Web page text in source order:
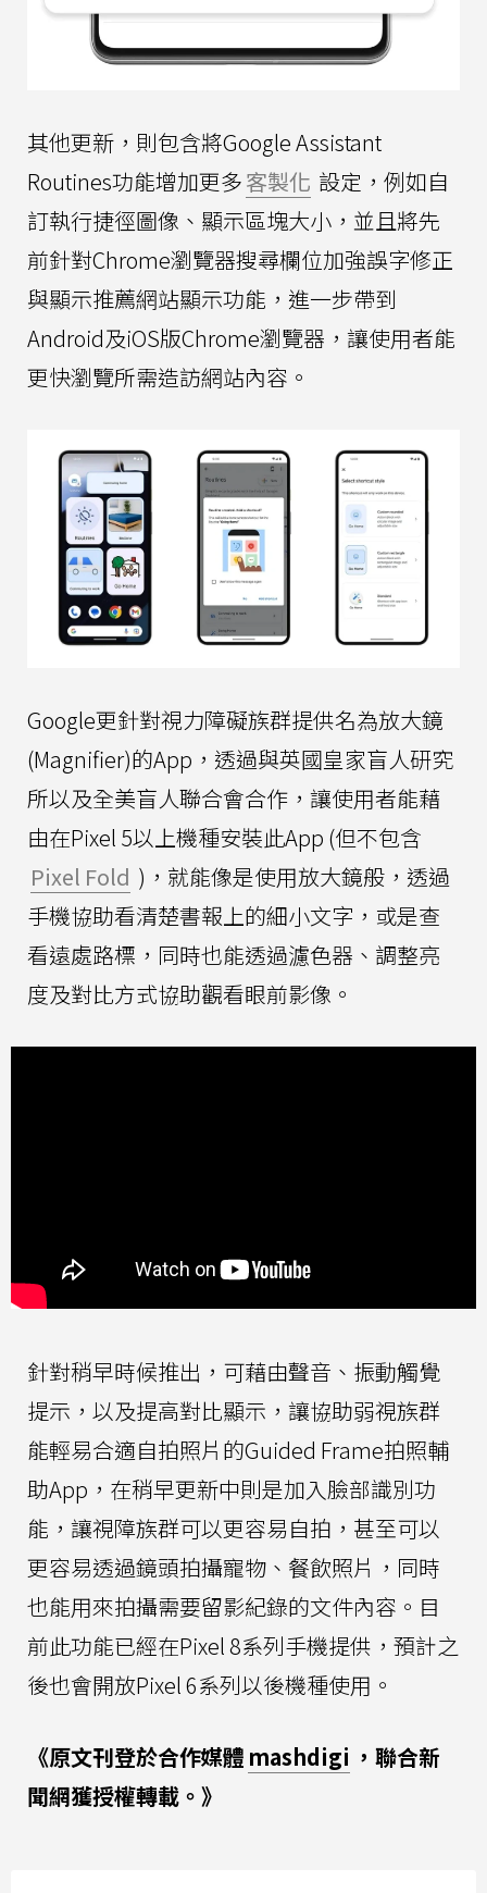
其他更新，則包含將Google Assistant
Routines功能增加更多客製化 設定，例如自
訂執行捷徑圖像、顯示區塊大小，並且將先
前針對Chrome瀏覽器搜尋欄位加強誤字修正
與顯示推薦網站顯示功能，進一步帶到
Android及iOS版Chrome瀏覽器，讓使用者能
更快瀏覽所需造訪網站內容。
Google更針對視力障礙族群提供名為放大鏡
(Magnifier)的App，透過與英國皇家盲人研究
所以及全美盲人聯合會合作，讓使用者能藉
由在Pixel 5以上機種安裝此App (但不包含
Pixel Fold )，就能像是使用放大鏡般，透過
手機協助看清楚書報上的細小文字，或是查
看遠處路標，同時也能透過濾色器、調整亮
度及對比方式協助觀看眼前影像。
針對稍早時候推出，可藉由聲音、振動觸覺
提示，以及提高對比顯示，讓協助弱視族群
能輕易合適自拍照片的Guided Frame拍照輔
助App，在稍早更新中則是加入臉部識別功
能，讓視障族群可以更容易自拍，甚至可以
更容易透過鏡頭拍攝寵物、餐飲照片，同時
也能用來拍攝需要留影紀錄的文件內容。目
前此功能已經在Pixel 8系列手機提供，預計之
後也會開放Pixel 6系列以後機種使用。
《原文刊登於合作媒體 mashdigi ，聯合新
聞網獲授權轉載。》